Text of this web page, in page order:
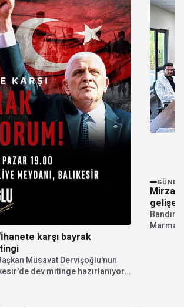
karşı bayrak
Müsavat Dervişoğlu'nun
dev mitinge hazırlanıyor.
Mirza: